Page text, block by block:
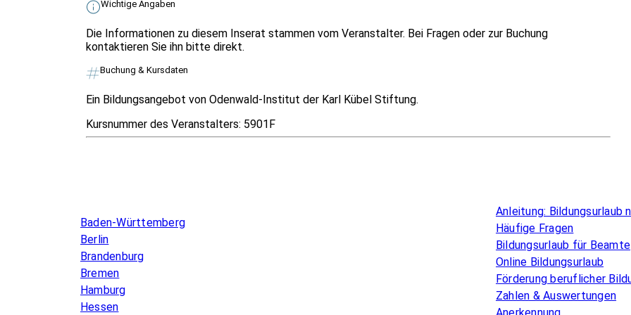
Wichtige Angaben
Die Informationen zu diesem Inserat stammen vom Veranstalter. Bei Fragen oder zur Buchung
kontaktieren Sie ihn bitte direkt.
Buchung & Kursdaten
Ein Bildungsangebot von Odenwald-Institut der Karl Kübel Stiftung.
Kursnummer des Veranstalters: 5901F
Baden-Württemberg
Berlin
Brandenburg
Bremen
Hamburg
Hessen
Anleitung: Bildungsurlaub
Häufige Fragen
Bildungsurlaub für Beamte
Online Bildungsurlaub
Förderung beruflicher
Zahlen & Auswertungen
Anerkennung